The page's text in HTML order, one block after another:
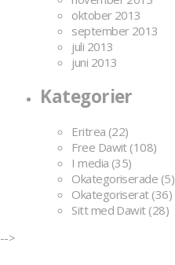
oktober 2013
september 2013
juli 2013
juni 2013
Kategorier
Eritrea (22)
Free Dawit(108)
I media (35)
Okategoriserade (5)
Okategoriserat(36)
Sitt med Dawit(28)
-->